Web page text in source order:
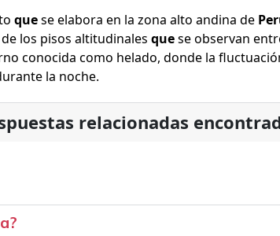
quese elabora en la zona alto andina de
los pisos altitudinales quese observan
conocida como helado, donde la
la noche.
relacionadas